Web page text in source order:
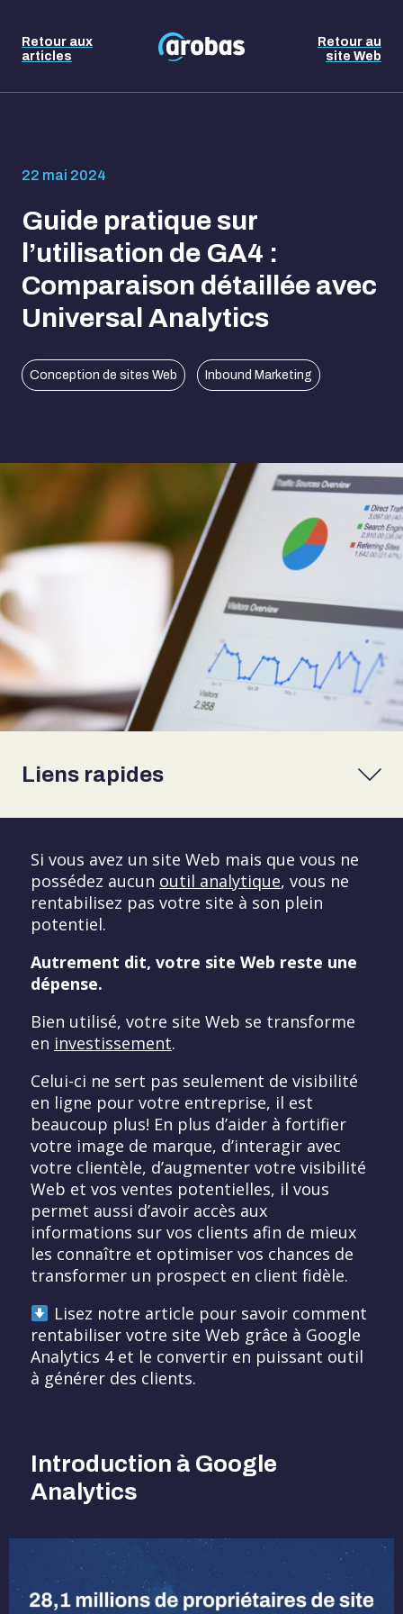
Retour aux
articles
Retour au
site Web
22 mai 2024
Guide pratique sur
l’utilisation de GA4 :
Comparaison détaillée avec
Universal Analytics
Conception de sites Web Inbound Marketing
Liens rapides
Si vous avez un site Web mais que vous ne
possédez aucun outil analytique, vous ne
rentabilisez pas votre site à son plein
potentiel.
Autrement dit, votre site Web reste une
dépense.
Bien utilisé, votre site Web se transforme
en investissement.
Celui-ci ne sert pas seulement de visibilité
en ligne pour votre entreprise, il est
beaucoup plus! En plus d’aider à fortifier
votre image de marque, d’interagir avec
votre clientèle, d’augmenter votre visibilité
Web et vos ventes potentielles, il vous
permet aussi d’avoir accès aux
informations sur vos clients afin de mieux
les connaître et optimiser vos chances de
transformer un prospect en client fidèle.
Lisez notre article pour savoir comment
rentabiliser votre site Web grâce à Google
Analytics 4 et le convertir en puissant outil
à générer des clients.
Introduction à Google
Analytics